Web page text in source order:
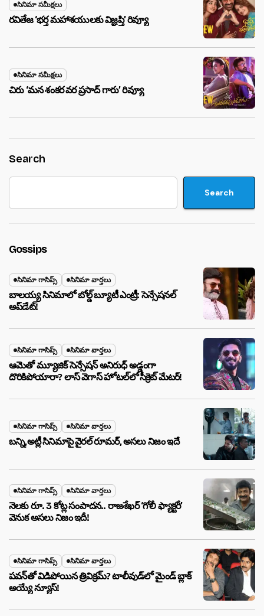
సినిమా సమీక్షలు
రవితేజ ‘భర్త మహాశయులకు విజ్ఞప్తి’ రివ్యూ
సినిమా సమీక్షలు
చిరు ‘మ‌న శంక‌ర వ‌ర ప్ర‌సాద్ గారు’ రివ్యూ
Search
Search
Gossips
సినిమా గాసిప్స్ సినిమా వార్తలు
బాలయ్య సినిమాలో బోల్డ్ బ్యూటీ ఎంట్రీ: సెన్సేషనల్
అప్‌డేట్!
సినిమా గాసిప్స్ సినిమా వార్తలు
ఆమెతో మ్యూజిక్ సెన్సేషన్ అనిరుధ్ అడ్డంగా
దొరికిపోయారా? లాస్ వెగాస్ హోటల్‌లో సీక్రెట్ మేటర్!
సినిమా గాసిప్స్ సినిమా వార్తలు
బన్ని,అట్లీ సినిమాపై వైరల్ రూమర్, అసలు నిజం ఇదే
సినిమా గాసిప్స్ సినిమా వార్తలు
నెలకు రూ. 3 కోట్ల సంపాదన.. రాజశేఖర్ ‘గోలీ ఫ్యాక్టరీ’
వెనుక అసలు నిజం ఇదీ!
సినిమా గాసిప్స్ సినిమా వార్తలు
పవన్‌తో విడిపోయిన త్రివిక్రమ్? టాలీవుడ్‌లో మైండ్ బ్లాక్
అయ్యే న్యూస్!